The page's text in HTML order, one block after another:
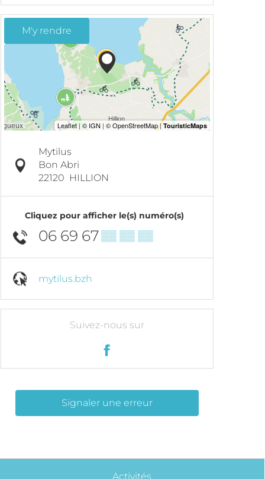
M'y rendre
Mytilus
Bon Abri
22120 HILLION
Cliquez pour afficher le(s) numéro(s)
06 69 67▒▒ ▒▒ ▒▒
mytilus.bzh
Suivez-nous sur
Signaler une erreur
Activités